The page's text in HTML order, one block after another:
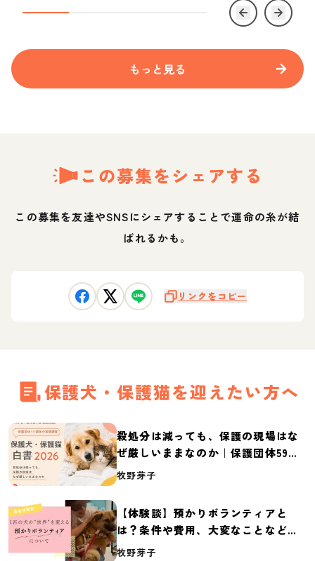
もっと見る
この募集をシェアする
この募集を友達やSNSにシェアすることで運命の糸が結
ばれるかも。
リンクをコピー
保護犬・保護猫を迎えたい方へ
殺処分は減っても、保護の現場はな
ぜ厳しいままなのか｜保護団体59団
体の実態調査【保護犬・保護猫白書
牧野芽子
【体験談】預かりボランティアと
は？条件や費用、大変なことなど紹
介
牧野芽子